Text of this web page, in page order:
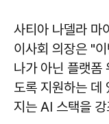
사티아 나델라 마
이사회 의장은 "
나가 아닌 플랫폼
도록 지원하는 데
지는 AI 스택을